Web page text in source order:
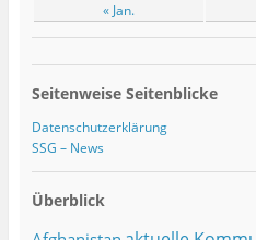
« Jan.
Seitenweise Seitenblicke
Datenschutzerklärung
SSG – News
Überblick